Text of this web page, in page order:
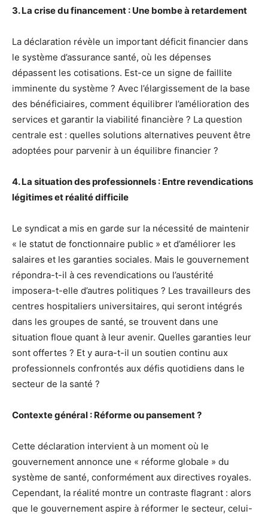
3. La crise du financement : Une bombe à retardement
La déclaration révèle un important déficit financier dans
le système d’assurance santé, où les dépenses
dépassent les cotisations. Est-ce un signe de faillite
imminente du système ? Avec l’élargissement de la base
des bénéficiaires, comment équilibrer l’amélioration des
services et garantir la viabilité financière ? La question
centrale est : quelles solutions alternatives peuvent être
adoptées pour parvenir à un équilibre financier ?
4. La situation des professionnels : Entre revendications
légitimes et réalité difficile
Le syndicat a mis en garde sur la nécessité de maintenir
« le statut de fonctionnaire public » et d’améliorer les
salaires et les garanties sociales. Mais le gouvernement
répondra-t-il à ces revendications ou l’austérité
imposera-t-elle d’autres politiques ? Les travailleurs des
centres hospitaliers universitaires, qui seront intégrés
dans les groupes de santé, se trouvent dans une
situation floue quant à leur avenir. Quelles garanties leur
sont offertes ? Et y aura-t-il un soutien continu aux
professionnels confrontés aux défis quotidiens dans le
secteur de la santé ?
Contexte général : Réforme ou pansement ?
Cette déclaration intervient à un moment où le
gouvernement annonce une « réforme globale » du
système de santé, conformément aux directives royales.
Cependant, la réalité montre un contraste flagrant : alors
que le gouvernement aspire à réformer le secteur, celui-